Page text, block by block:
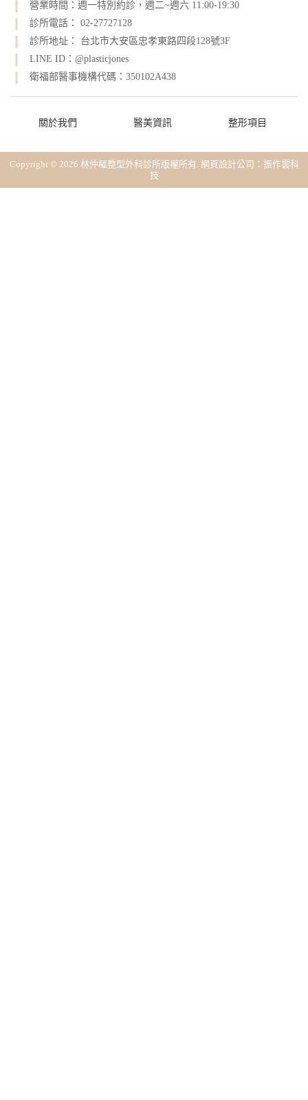
營業時間：週一特別約診，週二~週六 11:00-19:30
診所電話： 02-27727128
診所地址： 台北市大安區忠孝東路四段128號3F
LINE ID：@plasticjones
衛福部醫事機構代碼：350102A438
關於我們 醫美資訊 整形項目
Copyright © 2026 林仲樞整型外科診所版權所有. 網頁設計公司 ：振作雲科
技